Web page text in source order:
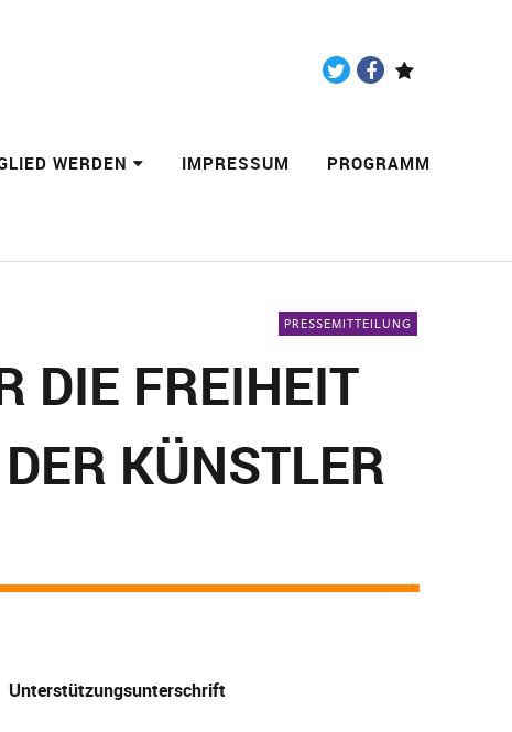
WERDEN IMPRESSUM PROGRAMM
PRESSEMITTEILUNG
DIE FREIHEIT
KÜNSTLER
Unterstützungsunterschrift